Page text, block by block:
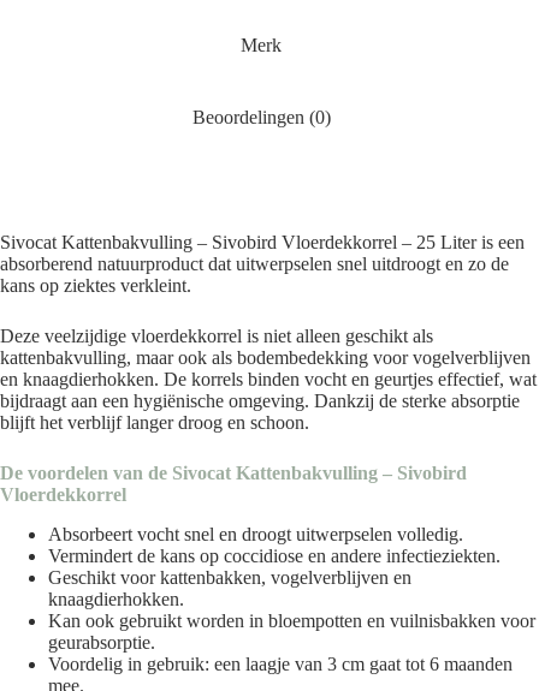
Merk
Beoordelingen (0)
Sivocat Kattenbakvulling – Sivobird Vloerdekkorrel – 25 Liter is een
absorberend natuurproduct dat uitwerpselen snel uitdroogt en zo de
kans op ziektes verkleint.
Deze veelzijdige vloerdekkorrel is niet alleen geschikt als
kattenbakvulling, maar ook als bodembedekking voor vogelverblijven
en knaagdierhokken. De korrels binden vocht en geurtjes effectief, wat
bijdraagt aan een hygiënische omgeving. Dankzij de sterke absorptie
blijft het verblijf langer droog en schoon.
De voordelen van de Sivocat Kattenbakvulling – Sivobird
Vloerdekkorrel
Absorbeert vocht snel en droogt uitwerpselen volledig.
Vermindert de kans op coccidiose en andere infectieziekten.
Geschikt voor kattenbakken, vogelverblijven en
knaagdierhokken.
Kan ook gebruikt worden in bloempotten en vuilnisbakken voor
geurabsorptie.
Voordelig in gebruik: een laagje van 3 cm gaat tot 6 maanden
mee.